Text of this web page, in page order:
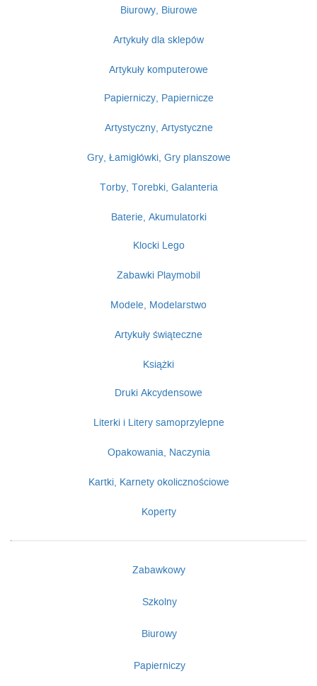
Biurowy, Biurowe
Artykuły dla sklepów
Artykuły komputerowe
Papierniczy, Papiernicze
Artystyczny, Artystyczne
Gry, Łamigłówki, Gry planszowe
Torby, Torebki, Galanteria
Baterie, Akumulatorki
Klocki Lego
Zabawki Playmobil
Modele, Modelarstwo
Artykuły świąteczne
Książki
Druki Akcydensowe
Literki i Litery samoprzylepne
Opakowania, Naczynia
Kartki, Karnety okolicznościowe
Koperty
Zabawkowy
Szkolny
Biurowy
Papierniczy